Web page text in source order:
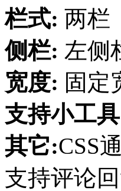
栏式: 两栏
侧栏: 左侧
宽度: 固定
支持小工具
其它:CSS
支持评论